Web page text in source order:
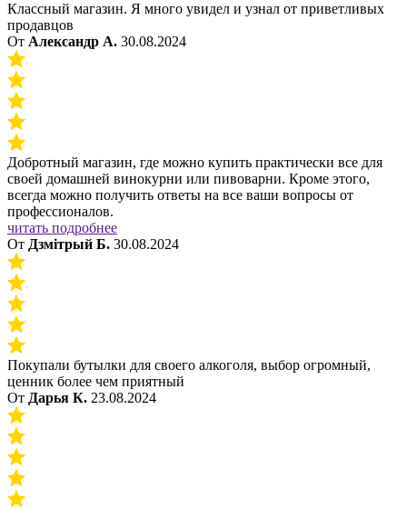
Классный магазин. Я много увидел и узнал от приветливых
продавцов
От Александр А. 30.08.2024
Добротный магазин, где можно купить практически все для
своей домашней винокурни или пивоварни. Кроме этого,
всегда можно получить ответы на все ваши вопросы от
профессионалов.
читать подробнее
От Дзмiтрый Б. 30.08.2024
Покупали бутылки для своего алкоголя, выбор огромный,
ценник более чем приятный
От Дарья К. 23.08.2024